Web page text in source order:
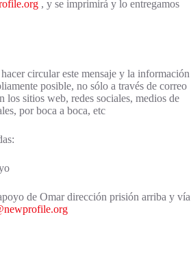
, y se imprimirá y lo entregamos
circular este mensaje y la información
posible, no sólo a través de correo
los sitios web, redes sociales, medios de
por boca a boca, etc
de Omar dirección prisión arriba y vía